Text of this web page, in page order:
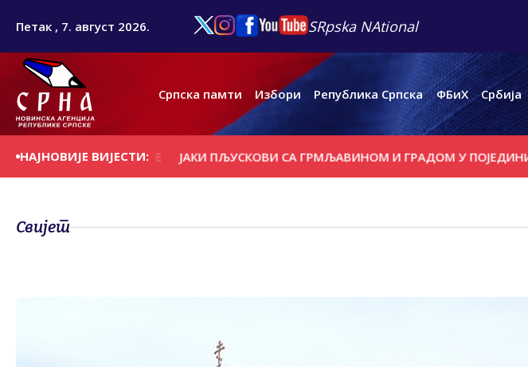
Петак , 7. август 2026. SRpska NAtional
Српска памти Избори Република Српска ФБиХ Србија
НАЈНОВИЈЕ ВИЈЕСТИ:
НОСИЛА КРОВОВЕ ЈАКИ ПЉУСКОВИ СА ГРМЉАВИНОМ И ГРАДОМ У ПОЈЕДИНИМ
Свијет